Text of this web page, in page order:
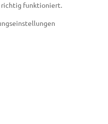
richtig funktioniert.